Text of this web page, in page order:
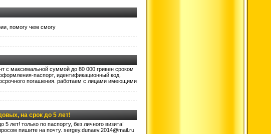
помогу чем смогу
с максимальной суммой до 80 000 гривен сроком
паспорт, идентификационный код.
погашения. работаем с лицами имеющими
на срок до 5 лет!
лет! только по паспорту, без личного визита!
пишите на почту. sergey.dunaev.2014@mail.ru